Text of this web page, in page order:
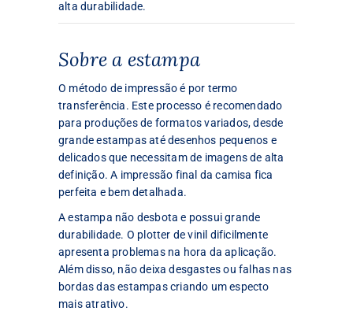
alta durabilidade.
Sobre a estampa
O método de impressão é por termo
transferência. Este processo é recomendado
para produções de formatos variados, desde
grande estampas até desenhos pequenos e
delicados que necessitam de imagens de alta
definição. A impressão final da camisa fica
perfeita e bem detalhada.
A estampa não desbota e possui grande
durabilidade. O plotter de vinil dificilmente
apresenta problemas na hora da aplicação.
Além disso, não deixa desgastes ou falhas nas
bordas das estampas criando um especto
mais atrativo.